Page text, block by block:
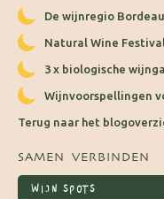
De wijnregio
Natural Wine
3 x biologische
Wijnvoorspellingen
Terug naar het
SAMEN VERBINDEN
WIJN SPOTS